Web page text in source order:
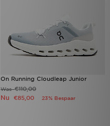
On Running Cloudleap Junior
Was€110,00
Nu €85,00 23% Bespaar